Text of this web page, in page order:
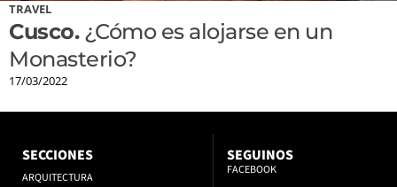
TRAVEL
Cusco.¿Cómo es alojarse en un
Monasterio?
17/03/2022
SECCIONES
ARQUITECTURA
SEGUINOS
FACEBOOK